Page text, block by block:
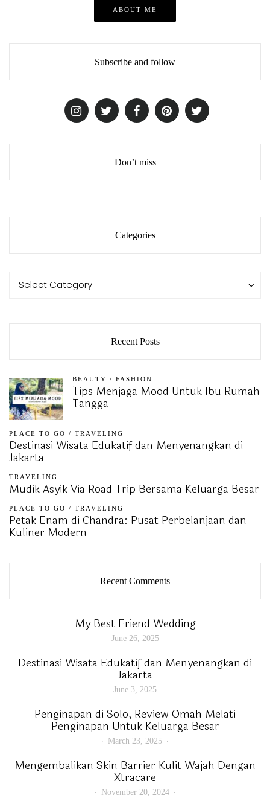
ABOUT ME
Subscribe and follow
Don’t miss
Categories
Categories
Select Category
Categories
Recent Posts
BEAUTY / FASHION
Tips Menjaga Mood Untuk Ibu Rumah
Tangga
PLACE TO GO / TRAVELING
Destinasi Wisata Edukatif dan Menyenangkan di
Jakarta
TRAVELING
Mudik Asyik Via Road Trip Bersama Keluarga Besar
PLACE TO GO / TRAVELING
Petak Enam di Chandra: Pusat Perbelanjaan dan
Kuliner Modern
Recent Comments
My Best Friend Wedding
June 26, 2025
Destinasi Wisata Edukatif dan Menyenangkan di
Jakarta
June 3, 2025
Penginapan di Solo, Review Omah Melati
Penginapan Untuk Keluarga Besar
March 23, 2025
Mengembalikan Skin Barrier Kulit Wajah Dengan
Xtracare
November 20, 2024